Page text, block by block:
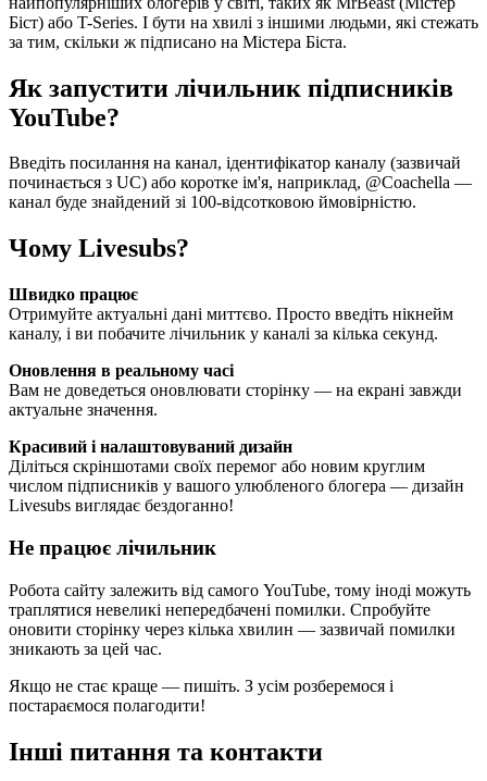
Біст) або T-Series. І бути на хвилі з іншими людьми, які стежать
за тим, скільки ж підписано на Містера Біста.
Як запустити лічильник підписників
YouTube?
Введіть посилання на канал, ідентифікатор каналу (зазвичай
починається з UC) або коротке ім'я, наприклад, @Coachella —
канал буде знайдений зі 100-відсотковою ймовірністю.
Чому Livesubs?
Швидко працює
Отримуйте актуальні дані миттєво. Просто введіть нікнейм
каналу, і ви побачите лічильник у каналі за кілька секунд.
Оновлення в реальному часі
Вам не доведеться оновлювати сторінку — на екрані завжди
актуальне значення.
Красивий і налаштовуваний дизайн
Діліться скріншотами своїх перемог або новим круглим
числом підписників у вашого улюбленого блогера — дизайн
Livesubs виглядає бездоганно!
Не працює лічильник
Робота сайту залежить від самого YouTube, тому іноді можуть
траплятися невеликі непередбачені помилки. Спробуйте
оновити сторінку через кілька хвилин — зазвичай помилки
зникають за цей час.
Якщо не стає краще — пишіть. З усім розберемося і
постараємося полагодити!
Інші питання та контакти